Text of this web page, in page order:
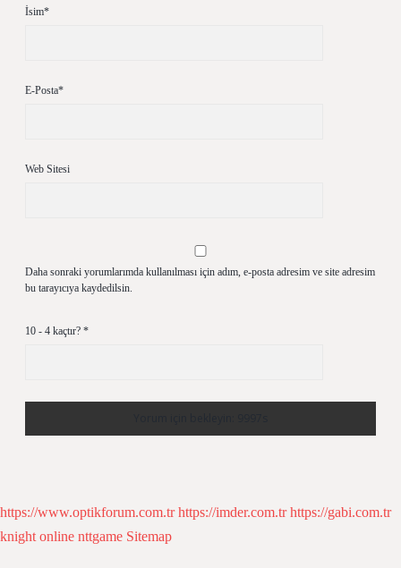
İsim*
E-Posta*
Web Sitesi
Daha sonraki yorumlarımda kullanılması için adım, e-posta adresim ve site adresim
bu tarayıcıya kaydedilsin.
10 - 4 kaçtır? *
https://www.optikforum.com.tr https://imder.com.tr https://gabi.com.tr
knight online nttgame Sitemap